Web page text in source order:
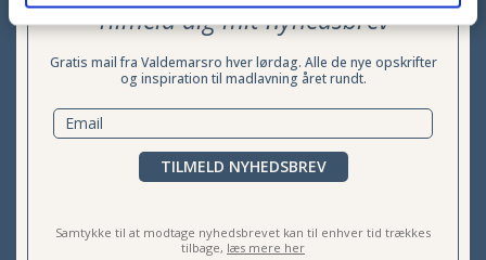
Tilmeld dig mit nyhedsbrev
Gratis mail fra Valdemarsro hver lørdag. Alle de nye opskrifter
og inspiration til madlavning året rundt.
TILMELD NYHEDSBREV
Samtykke til at modtage nyhedsbrevet kan til enhver tid trækkes
tilbage, læs mere her